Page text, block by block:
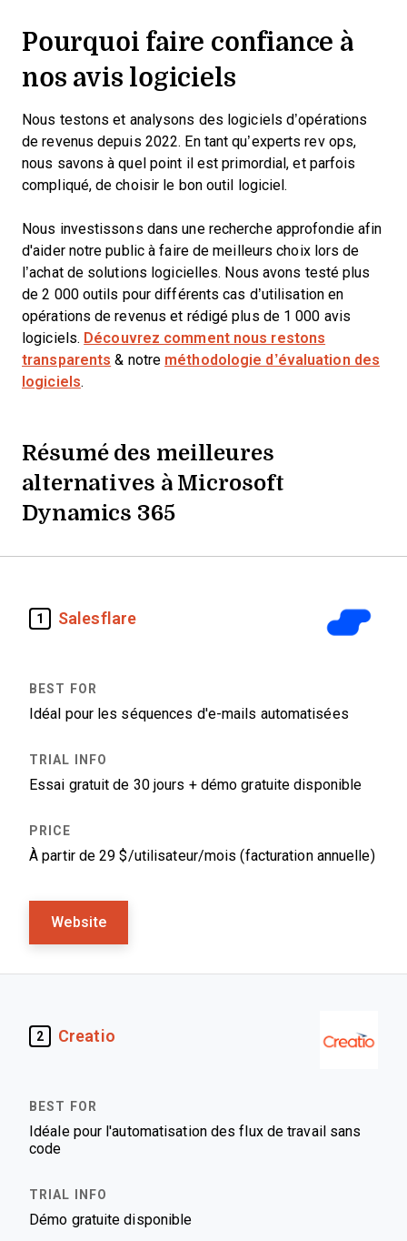
Pourquoi faire confiance à
nos avis logiciels
Nous testons et analysons des logiciels d’opérations
de revenus depuis 2022. En tant qu’experts rev ops,
nous savons à quel point il est primordial, et parfois
compliqué, de choisir le bon outil logiciel.
Nous investissons dans une recherche approfondie afin
d'aider notre public à faire de meilleurs choix lors de
l’achat de solutions logicielles. Nous avons testé plus
de 2 000 outils pour différents cas d’utilisation en
opérations de revenus et rédigé plus de 1 000 avis
logiciels. Découvrez comment nous restons
transparents & notre méthodologie d’évaluation des
logiciels.
Résumé des meilleures
alternatives à Microsoft
Dynamics 365
1 Salesflare
Idéal pour les séquences d'e-mails automatisées
Essai gratuit de 30 jours + démo gratuite disponible
À partir de 29 $/utilisateur/mois (facturation annuelle)
Website
2 Creatio
Idéale pour l'automatisation des flux de travail sans
code
Démo gratuite disponible